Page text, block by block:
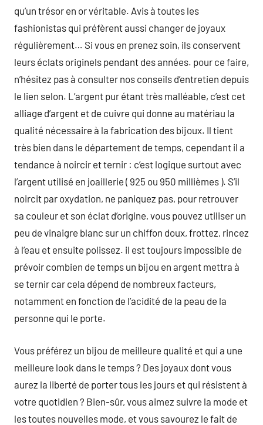
qu’un trésor en or véritable. Avis à toutes les
fashionistas qui préfèrent aussi changer de joyaux
régulièrement… Si vous en prenez soin, ils conservent
leurs éclats originels pendant des années. pour ce faire,
n’hésitez pas à consulter nos conseils d’entretien depuis
le lien selon. L’argent pur étant très malléable, c’est cet
alliage d’argent et de cuivre qui donne au matériau la
qualité nécessaire à la fabrication des bijoux. Il tient
très bien dans le département de temps, cependant il a
tendance à noircir et ternir : c’est logique surtout avec
l’argent utilisé en joaillerie ( 925 ou 950 millièmes ). S’il
noircit par oxydation, ne paniquez pas, pour retrouver
sa couleur et son éclat d’origine, vous pouvez utiliser un
peu de vinaigre blanc sur un chiffon doux, frottez, rincez
à l’eau et ensuite polissez. il est toujours impossible de
prévoir combien de temps un bijou en argent mettra à
se ternir car cela dépend de nombreux facteurs,
notamment en fonction de l’acidité de la peau de la
personne qui le porte.
Vous préférez un bijou de meilleure qualité et qui a une
meilleure look dans le temps ? Des joyaux dont vous
aurez la liberté de porter tous les jours et qui résistent à
votre quotidien ? Bien-sûr, vous aimez suivre la mode et
les toutes nouvelles mode, et vous savourez le fait de